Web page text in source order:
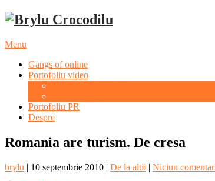
Menu
Gangs of online
Portofoliu video
Portofoliu PR
Despre
Romania are turism. De cresa
brylu | 10 septembrie 2010 | De la altii | Niciun